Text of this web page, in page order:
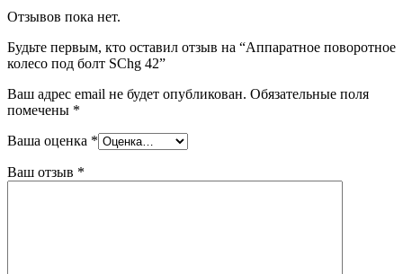
Отзывов пока нет.
Будьте первым, кто оставил отзыв на “Аппаратное поворотное
колесо под болт SChg 42”
Ваш адрес email не будет опубликован. Обязательные поля
помечены *
Ваша оценка *
Ваш отзыв *